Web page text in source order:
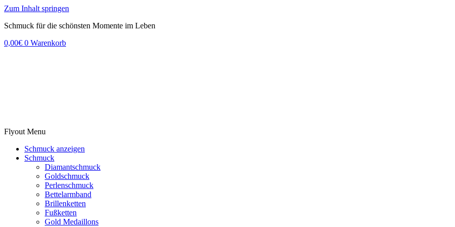
Zum Inhalt springen
Schmuck für die schönsten Momente im Leben
0,00€ 0 Warenkorb
Flyout Menu
Schmuck anzeigen
Schmuck
Diamantschmuck
Goldschmuck
Perlenschmuck
Bettelarmband
Brillenketten
Fußketten
Gold Medaillons